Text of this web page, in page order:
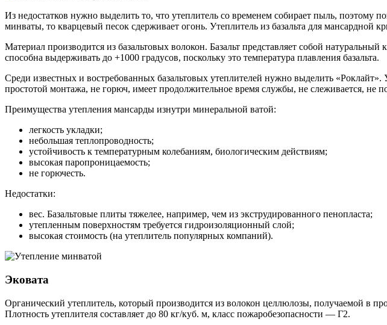
Из недостатков нужно выделить то, что утеплитель со временем собирает пыль, поэтому
минваты, то кварцевый песок сдерживает огонь. Утеплитель из базальта для
Материал производится из базальтовых волокон. Базальт представляет собой
способна выдерживать до +1000 градусов, поскольку это температура плавления базальта.
Среди известных и востребованных базальтовых утеплителей нужно выделить
простотой монтажа, не горюч, имеет продолжительное время службы, не слеживается, не
Преимущества утепления мансарды изнутри минеральной ватой:
легкость укладки;
небольшая теплопроводность;
устойчивость к температурным колебаниям, биологическим действиям;
высокая паропроницаемость;
не горючесть.
Недостатки:
вес. Базальтовые плиты тяжелее, например, чем из экструдированного пенопласта;
утепленным поверхностям требуется гидроизоляционный слой;
высокая стоимость (на утеплитель популярных компаний).
Эковата
Органический утеплитель, который производится из волокон целлюлозы, получаемой в
Плотность утеплителя составляет до 80 кг/куб. м, класс пожаробезопасности — Г2.